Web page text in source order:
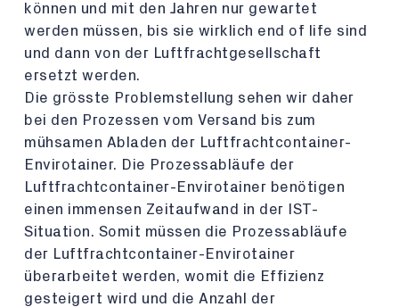
können und mit den Jahren nur gewartet
werden müssen, bis sie wirklich end of life sind
und dann von der Luftfrachtgesellschaft
ersetzt werden.
Die grösste Problemstellung sehen wir daher
bei den Prozessen vom Versand bis zum
mühsamen Abladen der Luftfrachtcontainer-
Envirotainer. Die Prozessabläufe der
Luftfrachtcontainer-Envirotainer benötigen
einen immensen Zeitaufwand in der IST-
Situation. Somit müssen die Prozessabläufe
der Luftfrachtcontainer-Envirotainer
überarbeitet werden, womit die Effizienz
gesteigert wird und die Anzahl der